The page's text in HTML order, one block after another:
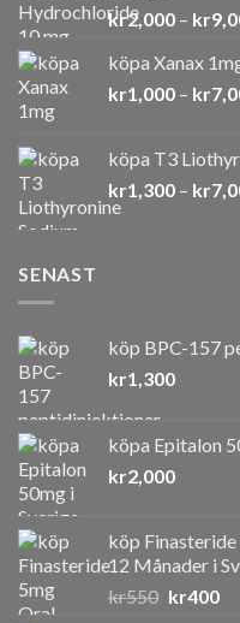
kr2,000 – kr
köpa Xanax
kr1,000 – kr
köpa T3
kr1,300 – kr
SENAST
köp BPC-157
kr1,300
köpa Epitalon
kr2,000
köp
12 Månader i
kr550 Det
kr400Det